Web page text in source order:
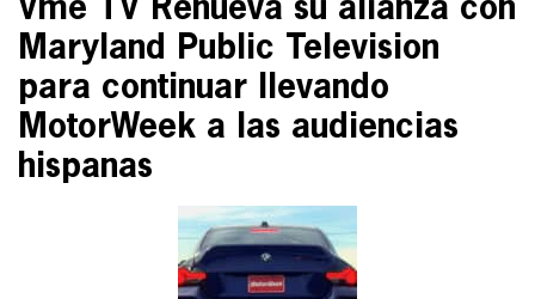
Vme TV Renueva su alianza con
Maryland Public Television
para continuar llevando
MotorWeek a las audiencias
hispanas